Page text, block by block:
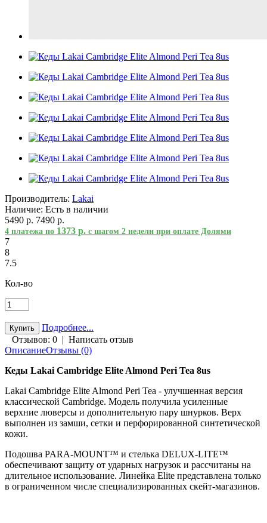
Производитель: Lakai
Наличие: Есть в наличии
5490 р. 7490 р.
4 платежа по 1373 р. с шагом 2 недели при оплате Долями
7
8
7.5
Кол-во
Подробнее...
Отзывов: 0 | Написать отзыв
ОписаниеОтзывы (0)
Кеды Lakai Cambridge Elite Almond Peri Tea 8us
Lakai Cambridge Elite Almond Peri Tea - улучшенная версия
классической Cambridge. Модель получила усиленные
верхние люверсы и дополнительную пару шнурков. Верх
выполнен из замши, сетки и перфорированной синтетической
кожи.
Подошва PARA-MOUNT™ и стелька DELUX-LITE™
обеспечивают защиту от ударных нагрузок и рассчитаны на
длительное использование. Линейка Elite представлена только
в ограниченном числе специализированных скейт-магазинов.